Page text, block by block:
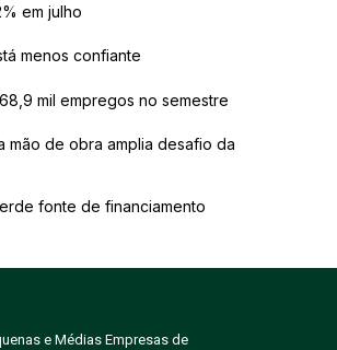
em julho
menos confiante
mil empregos no semestre
mão de obra amplia desafio da
fonte de financiamento
e Médias Empresas de